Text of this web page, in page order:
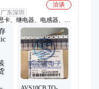
洽谈
广东深圳
、继电器、电感器、存